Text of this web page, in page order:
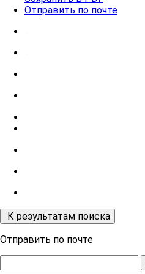
Отправить по почте
К результатам поиска
Отправить по почте